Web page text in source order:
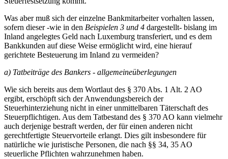
Was aber muß sich der einzelne Bankmitarbeiter vorhalten lassen,
sofern dieser -wie in den Beispielen 3 und 4 dargestellt- bislang im
Inland angelegtes Geld nach Luxemburg transferiert, und es dem
Bankkunden auf diese Weise ermöglicht wird, eine hierauf
gerichtete Besteuerung im Inland zu vermeiden?
a) Tatbeiträge des Bankers - allgemeineüberlegungen
Wie sich bereits aus dem Wortlaut des § 370 Abs. 1 Alt. 2 AO
ergibt, erschöpft sich der Anwendungsbereich der
Steuerhinterziehung nicht in einer unmittelbaren Täterschaft des
Steuerpflichtigen. Aus dem Tatbestand des § 370 AO kann vielmehr
auch derjenige bestraft werden, der für einen anderen nicht
gerechtfertigte Steuervorteile erlangt. Dies gilt insbesondere für
natürliche wie juristische Personen, die nach §§ 34, 35 AO
steuerliche Pflichten wahrzunehmen haben.